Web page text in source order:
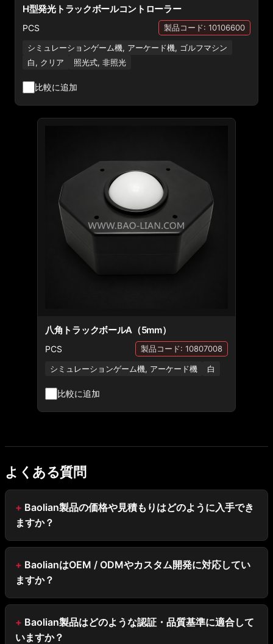
H型発光トラックボールコントローラー
PCS 製品コード: 10106600
シミュレーションゲーム機, アーケード機, ゴルフマシン
白, クリア
照光式, 非照光
比較に追加
八角トラックボールA（5mm）
PCS 製品コード: 10807008
シミュレーションゲーム機, アーケード機 白
比較に追加
よくある質問
Baolian製品の価格や見積もりはどのように入手でき
ますか？
BaolianはOEM / ODMやカスタム開発に対応してい
ますか？
Baolian製品はどのような認証・品質基準に適合して
いますか？